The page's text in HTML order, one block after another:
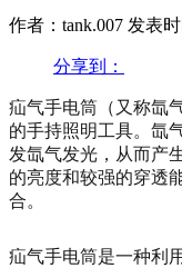
作者：tank.007 发表
分享到：
疝气手电筒（又称氙
的手持照明工具。氙
发氙气发光，从而产
的亮度和较强的穿透
合。
疝气手电筒是一种利